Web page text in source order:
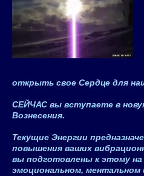
открыть свое Сердце для
СЕЙЧАС вы вступаете в
Вознесения.
Текущие Энергии
повышения ваших
вы подготовлены к этому на
эмоциональном, ментальном